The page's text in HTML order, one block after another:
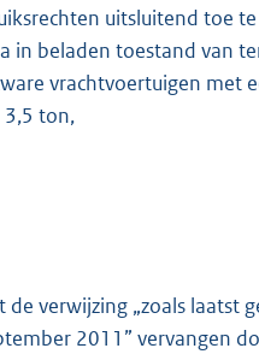
uitsluitend toe
in beladen toestand van
vrachtvoertuigen met
3,5 ton,
verwijzing „zoals laatst
2011” vervangen